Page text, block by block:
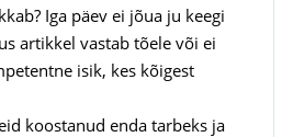
Iga päev ei jõua ju keegi
artikkel vastab tõele või ei
isik, kes kõigest
koostanud enda tarbeks ja